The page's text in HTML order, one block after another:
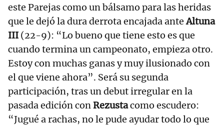
este Parejas como un bálsamo para las heridas
que le dejó la dura derrota encajada anteAltuna
III (22-9): “Lo bueno que tiene esto es que
cuando termina un campeonato, empieza otro.
Estoy con muchas ganas y muy ilusionado con
el que viene ahora”. Será su segunda
participación, tras un debut irregular en la
pasada edición conRezustacomo escudero:
“Jugué a rachas, no le pude ayudar todo lo que